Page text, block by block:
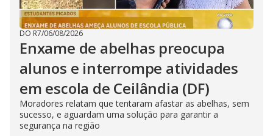
DO R7/06/08/2026
Enxame de abelhas preocupa
alunos e interrompe atividades
em escola de Ceilândia (DF)
Moradores relatam que tentaram afastar as abelhas, sem
sucesso, e aguardam uma solução para garantir a
segurança na região